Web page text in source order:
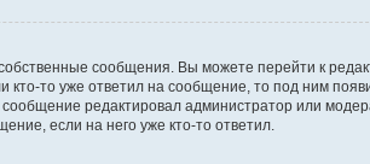
сообщения. Вы можете перейти к
кто-то уже ответил на сообщение, то под ним
редактировал администратор или
если на него уже кто-то ответил.